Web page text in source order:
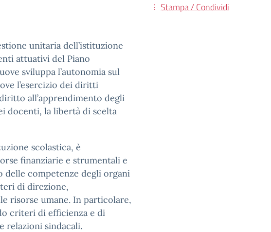
Stampa / Condividi
unitaria dell’istituzione
attuativi del Piano
sviluppa l’autonomia sul
l’esercizio dei diritti
all’apprendimento degli
docenti, la libertà di scelta
scolastica, è
finanziarie e strumentali e
competenze degli organi
di direzione,
risorse umane. In particolare,
criteri di efficienza e di
relazioni sindacali.